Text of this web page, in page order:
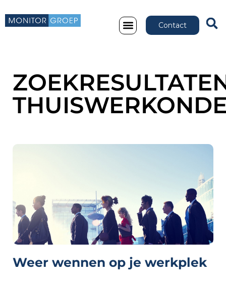
Contact
Weer wennen op je werkplek